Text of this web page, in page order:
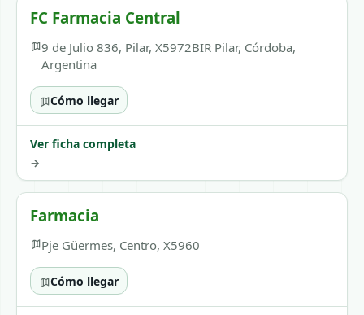
FC Farmacia Central
9 de Julio 836, Pilar, X5972BIR Pilar, Córdoba,
Argentina
Cómo llegar
Ver ficha completa
→
Farmacia
Pje Güermes, Centro, X5960
Cómo llegar